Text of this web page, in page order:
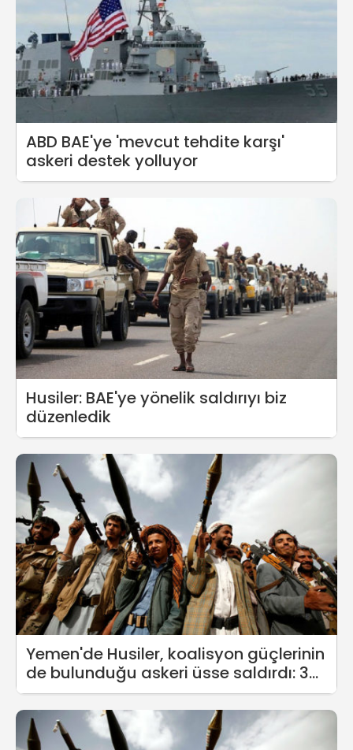
ABD BAE'ye 'mevcut tehdite karşı'
askeri destek yolluyor
Husiler: BAE'ye yönelik saldırıyı biz
düzenledik
Yemen'de Husiler, koalisyon güçlerinin
de bulunduğu askeri üsse saldırdı: 30
ölü, 60 yaralı